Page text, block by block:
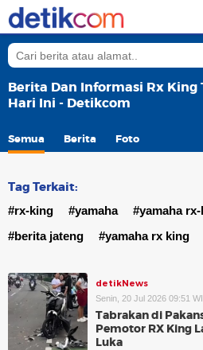
Berita Dan Informasi Rx King
Hari Ini - Detikcom
Semua Berita Foto
Tag Terkait:
#rx-king #yamaha #yamaha
#berita jateng
#yamaha rx king
detikNews
Senin, 20 Jul 2026 09:51
Tabrakan di
Pemotor RX King
Luka